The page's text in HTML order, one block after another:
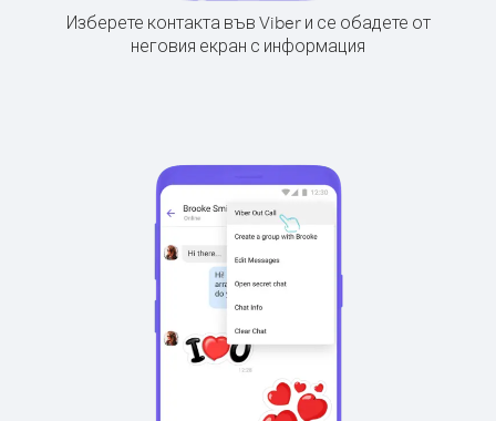
Изберете контакта във Viber и се обадете от
неговия екран с информация